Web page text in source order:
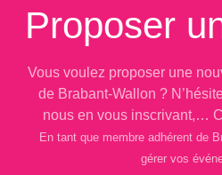
Proposer
Vous voulez proposer une
de Brabant-Wallon ?
nous en vous inscrivant,…
En tant que membre adhérent de
gérer vos